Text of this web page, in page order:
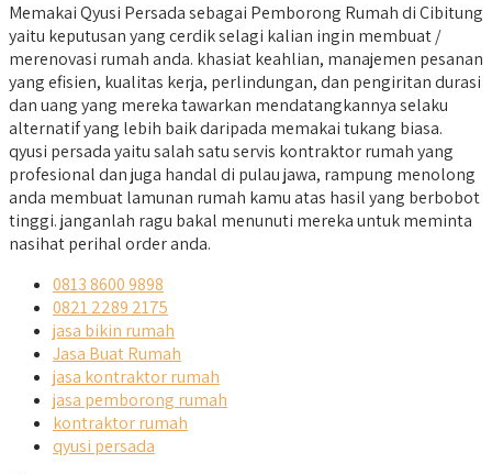
Memakai Qyusi Persada sebagai Pemborong Rumah di Cibitung
yaitu keputusan yang cerdik selagi kalian ingin membuat /
merenovasi rumah anda. khasiat keahlian, manajemen pesanan
yang efisien, kualitas kerja, perlindungan, dan pengiritan durasi
dan uang yang mereka tawarkan mendatangkannya selaku
alternatif yang lebih baik daripada memakai tukang biasa.
qyusi persada yaitu salah satu servis kontraktor rumah yang
profesional dan juga handal di pulau jawa, rampung menolong
anda membuat lamunan rumah kamu atas hasil yang berbobot
tinggi. janganlah ragu bakal menunuti mereka untuk meminta
nasihat perihal order anda.
0813 8600 9898
0821 2289 2175
jasa bikin rumah
Jasa Buat Rumah
jasa kontraktor rumah
jasa pemborong rumah
kontraktor rumah
qyusi persada